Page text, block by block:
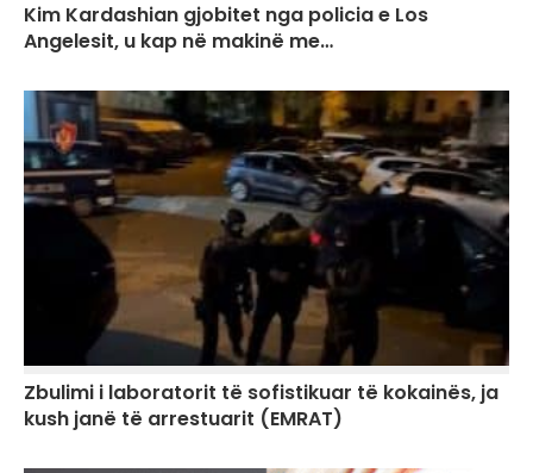
Kim Kardashian gjobitet nga policia e Los
Angelesit, u kap në makinë me…
Zbulimi i laboratorit të sofistikuar të kokainës, ja
kush janë të arrestuarit (EMRAT)